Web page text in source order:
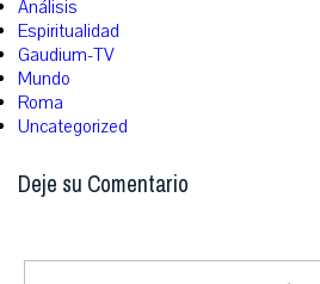
Análisis
Espiritualidad
Gaudium-TV
Mundo
Roma
Uncategorized
Deje su Comentario